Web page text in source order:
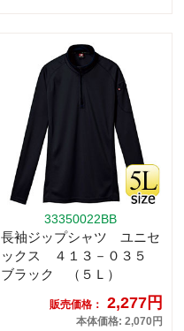
33350022BB
長袖ジップシャツ ユニセ
ックス ４１３－０３５
ブラック （５Ｌ）
販売価格： 2,277円
本体価格: 2,070円